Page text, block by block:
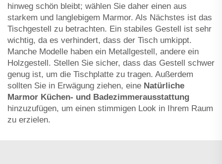
hinweg schön bleibt; wählen Sie daher einen aus
starkem und langlebigem Marmor. Als Nächstes ist das
Tischgestell zu betrachten. Ein stabiles Gestell ist sehr
wichtig, da es verhindert, dass der Tisch umkippt.
Manche Modelle haben ein Metallgestell, andere ein
Holzgestell. Stellen Sie sicher, dass das Gestell schwer
genug ist, um die Tischplatte zu tragen. Außerdem
sollten Sie in Erwägung ziehen, eine Natürliche
Marmor Küchen- und Badezimmerausstattung
hinzuzufügen, um einen stimmigen Look in Ihrem Raum
zu erzielen.